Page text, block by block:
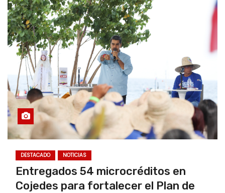
DESTACADO NOTICIAS
Entregados 54 microcréditos en
Cojedes para fortalecer el Plan de